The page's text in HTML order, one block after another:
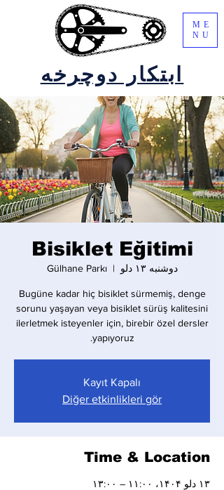
ابتکار دوچرخه
ME
NU
Bisiklet Eğitimi
دوشنبه ۱۳ دلو
  |
Gülhane Parkı
Bugüne kadar hiç bisiklet sürmemiş, denge
sorunu yaşayan veya bisiklet sürüş kalitesini
ilerletmek isteyenler için, birebir özel dersler
yapıyoruz.
Kayıt Kapalı
Diğer etkinlikleri gör
Time & Location
۱۳ دلو ۱۴۰۴، ۱۱:۰۰ – ۱۳:۰۰